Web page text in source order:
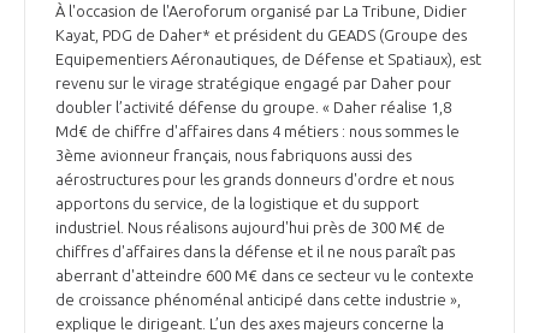
ENVIRONNEMENT
INNOVATION
INTERNATIONALISATION
RAPPORTS D'ACTIVITÉS
À l'occasion de l'Aeroforum organisé par La Tribune, Didier
Kayat, PDG de Daher* et président du GEADS (Groupe des
Equipementiers Aéronautiques, de Défense et Spatiaux), est
revenu sur le virage stratégique engagé par Daher pour
doubler l’activité défense du groupe. « Daher réalise 1,8
Md€ de chiffre d'affaires dans 4 métiers : nous sommes le
3ème avionneur français, nous fabriquons aussi des
aérostructures pour les grands donneurs d'ordre et nous
apportons du service, de la logistique et du support
industriel. Nous réalisons aujourd'hui près de 300 M€ de
chiffres d'affaires dans la défense et il ne nous paraît pas
aberrant d'atteindre 600 M€ dans ce secteur vu le contexte
de croissance phénoménal anticipé dans cette industrie »,
explique le dirigeant. L’un des axes majeurs concerne la